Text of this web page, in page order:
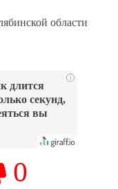
области
i
длится
секунд,
вы
0